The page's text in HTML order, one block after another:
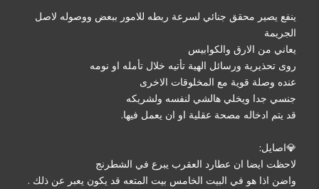
ينفع يصير محقق جنائي لسرعة ربطه للامور ببعض ووصوله لاصل
الجريمة
يعاني من الارق والكوابيس
روى تحذيرية ورسائل الهية تأتيه خلال تأمله او نومه
عنده وصلة قوية مع المخلوقات الاخرى
جنسي جدا ويخلي هالشي لنفسه ولشريكه
قد يتم ادخاله مصحة عقلية او ان يعمل فيها.
💎اصايل:
لاحظت ايضا ان عطارد العقرب يبرع في الشطرنج
واضن اذا هو في البيت الخامس بيت المتعه قد يكون يعبر عن ذلك .